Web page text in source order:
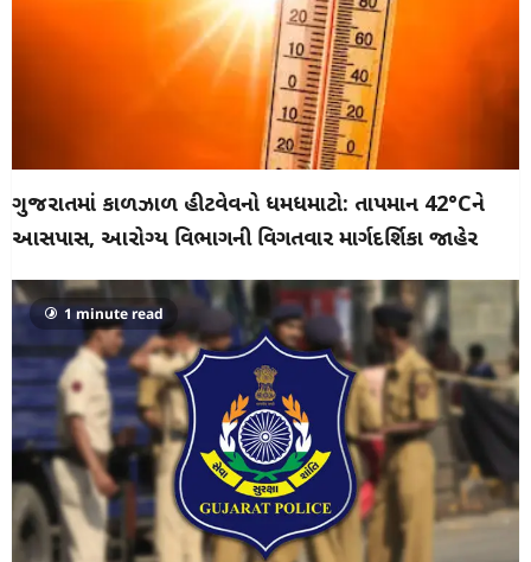
ગુજરાતમાં કાળઝાળ હીટવેવનો ધમધમાટો: તાપમાન 42°Cને
આસપાસ, આરોગ્ય વિભાગની વિગતવાર માર્ગદર્શિકા જાહેર
1 minute read